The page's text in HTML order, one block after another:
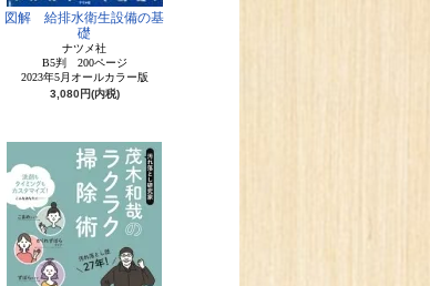
図解 給排水衛生設備の基
礎
ナツメ社
B5判 200ページ
2023年5月オールカラー版
3,080円(内税)